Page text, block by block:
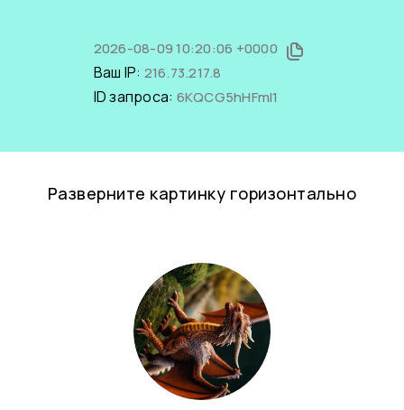
2026-08-09 10:20:06 +0000
Ваш IP: 216.73.217.8
ID запроса: 6KQCG5hHFmI1
Разверните картинку горизонтально